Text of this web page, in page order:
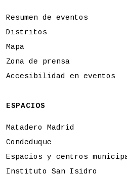
Resumen de eventos
Distritos
Mapa
Zona de prensa
Accesibilidad en eventos
ESPACIOS
Matadero Madrid
Condeduque
Espacios y centros
Instituto San Isidro